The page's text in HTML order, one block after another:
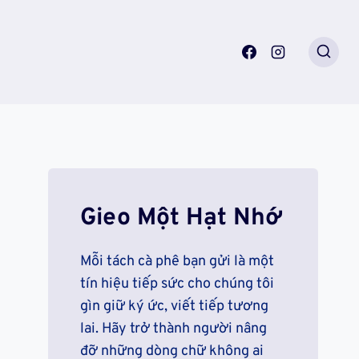
Gieo Một Hạt Nhớ
Mỗi tách cà phê bạn gửi là một
tín hiệu tiếp sức cho chúng tôi
gìn giữ ký ức, viết tiếp tương
lai. Hãy trở thành người nâng
đỡ những dòng chữ không ai